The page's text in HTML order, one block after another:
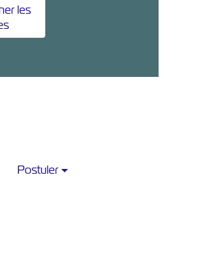
Postuler